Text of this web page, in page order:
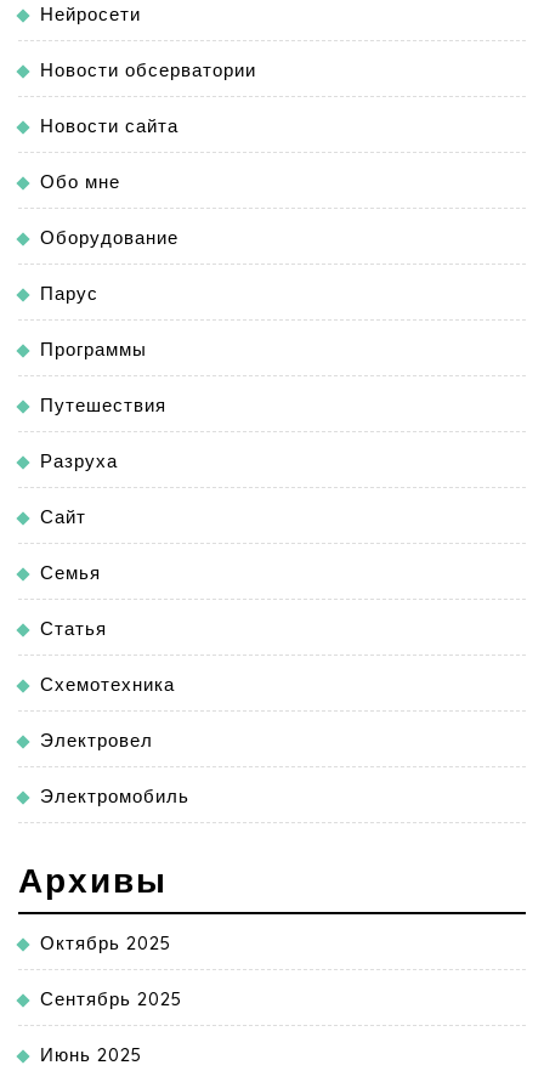
Нейросети
Новости обсерватории
Новости сайта
Обо мне
Оборудование
Парус
Программы
Путешествия
Разруха
Сайт
Семья
Статья
Схемотехника
Электровел
Электромобиль
Архивы
Октябрь 2025
Сентябрь 2025
Июнь 2025